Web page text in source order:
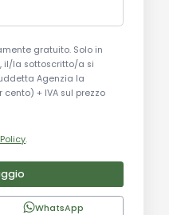
gratuito. Solo in
il/la sottoscritto/a si
Agenzia la
+ IVA sul prezzo
.
WhatsApp